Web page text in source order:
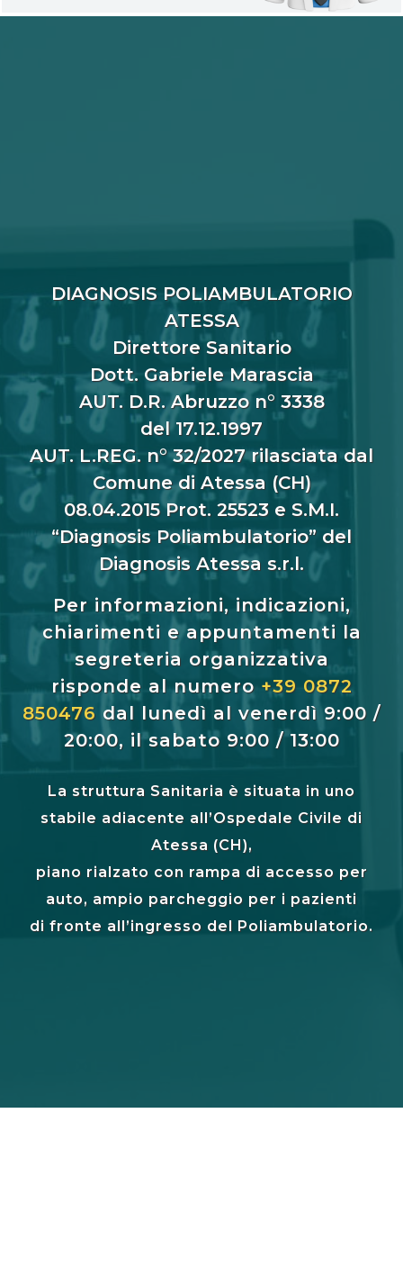
DIAGNOSIS POLIAMBULATORIO
ATESSA
Direttore Sanitario
Dott. Gabriele Marascia
AUT. D.R. Abruzzo n° 3338
del 17.12.1997
AUT. L.REG. n° 32/2027 rilasciata dal
Comune di Atessa (CH)
08.04.2015 Prot. 25523 e S.M.I.
“Diagnosis Poliambulatorio” del
Diagnosis Atessa s.r.l.
Per informazioni, indicazioni,
chiarimenti e appuntamenti la
segreteria organizzativa
risponde al numero +39 0872
850476 dal lunedì al venerdì 9:00 /
20:00, il sabato 9:00 / 13:00
La struttura Sanitaria è situata in uno
stabile adiacente all’Ospedale Civile di
Atessa (CH),
piano rialzato con rampa di accesso per
auto, ampio parcheggio per i pazienti
di fronte all’ingresso del Poliambulatorio.